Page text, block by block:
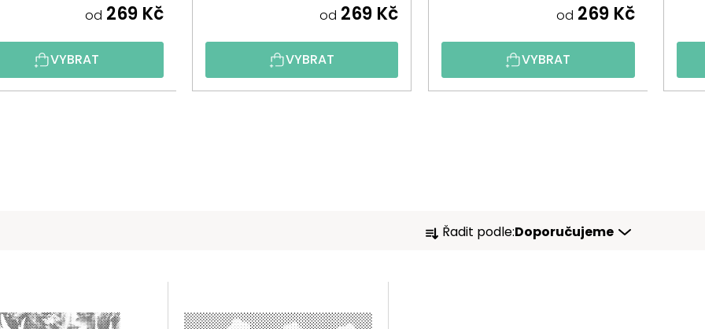
od 269 Kč
VYBRAT
od 269 Kč
VYBRAT
od 269 Kč
VYBRAT
Ř Řadit podle:Doporučujeme